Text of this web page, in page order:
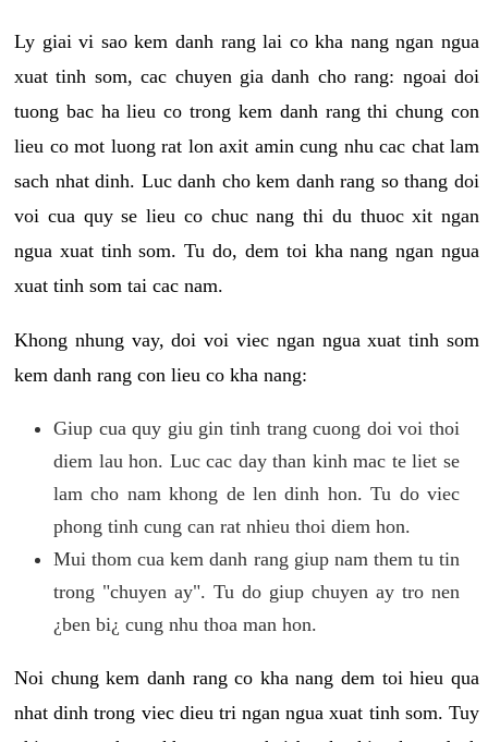
Ly giai vi sao kem danh rang lai co kha nang ngan ngua
xuat tinh som, cac chuyen gia danh cho rang: ngoai doi
tuong bac ha lieu co trong kem danh rang thi chung con
lieu co mot luong rat lon axit amin cung nhu cac chat lam
sach nhat dinh. Luc danh cho kem danh rang so thang doi
voi cua quy se lieu co chuc nang thi du thuoc xit ngan
ngua xuat tinh som. Tu do, dem toi kha nang ngan ngua
xuat tinh som tai cac nam.
Khong nhung vay, doi voi viec ngan ngua xuat tinh som
kem danh rang con lieu co kha nang:
Giup cua quy giu gin tinh trang cuong doi voi thoi
diem lau hon. Luc cac day than kinh mac te liet se
lam cho nam khong de len dinh hon. Tu do viec
phong tinh cung can rat nhieu thoi diem hon.
Mui thom cua kem danh rang giup nam them tu tin
trong "chuyen ay". Tu do giup chuyen ay tro nen
¿ben bi¿ cung nhu thoa man hon.
Noi chung kem danh rang co kha nang dem toi hieu qua
nhat dinh trong viec dieu tri ngan ngua xuat tinh som. Tuy